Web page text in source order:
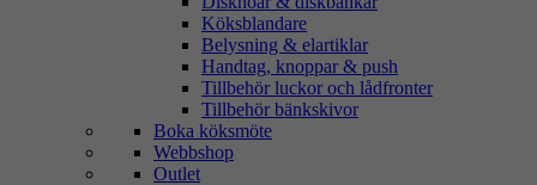
Köksblandare
Belysning & elartiklar
Handtag, knoppar & push
Tillbehör luckor och lådfronter
Tillbehör bänkskivor
Boka köksmöte
Webbshop
Outlet